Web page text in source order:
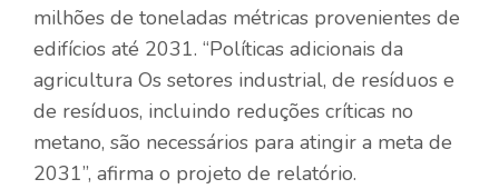
milhões de toneladas métricas provenientes de
edifícios até 2031. “Políticas adicionais da
agricultura Os setores industrial, de resíduos e
de resíduos, incluindo reduções críticas no
metano, são necessários para atingir a meta de
2031”, afirma o projeto de relatório.